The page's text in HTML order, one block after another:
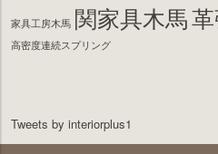
家具工房木馬 関家具木馬
高密度連続スプリング
Tweets by interiorplus1